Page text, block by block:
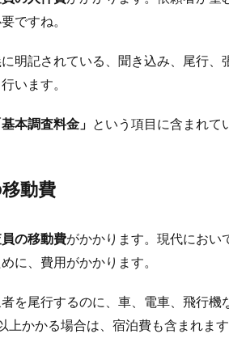
ですね。
明記されている、聞き込み、尾行
います。
基本調査料金」 という項目に含まれて
動費
の移動費がかかります。現代におい
に、費用がかかります。
を尾行するのに、車、電車、飛行
上かかる場合は、宿泊費も含まれます